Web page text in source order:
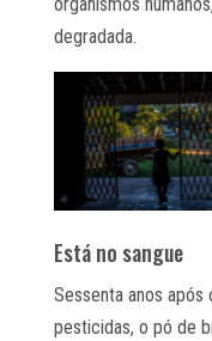
degradada.
Está no sangue
Sessenta anos
pesticidas, o pó de